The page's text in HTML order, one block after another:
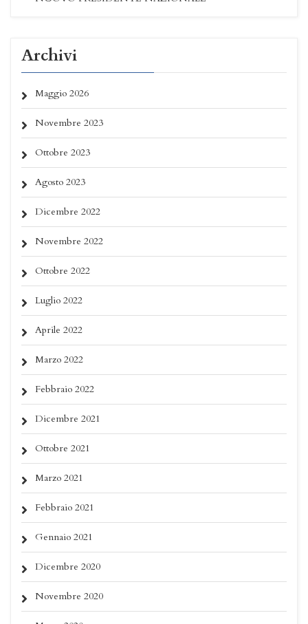
Archivi
Maggio 2026
Novembre 2023
Ottobre 2023
Agosto 2023
Dicembre 2022
Novembre 2022
Ottobre 2022
Luglio 2022
Aprile 2022
Marzo 2022
Febbraio 2022
Dicembre 2021
Ottobre 2021
Marzo 2021
Febbraio 2021
Gennaio 2021
Dicembre 2020
Novembre 2020